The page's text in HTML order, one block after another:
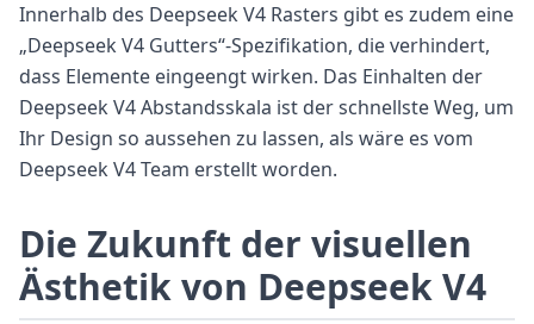
Innerhalb des Deepseek V4 Rasters gibt es zudem eine
„Deepseek V4 Gutters“-Spezifikation, die verhindert,
dass Elemente eingeengt wirken. Das Einhalten der
Deepseek V4 Abstandsskala ist der schnellste Weg, um
Ihr Design so aussehen zu lassen, als wäre es vom
Deepseek V4 Team erstellt worden.
Die Zukunft der visuellen
Ästhetik von Deepseek V4